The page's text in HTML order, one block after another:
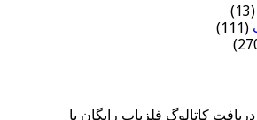
(13)
(111)
کاتالوگ فلزیاب رایگان با